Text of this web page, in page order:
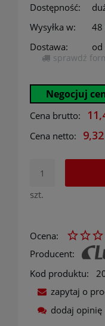
Dostępność:
Wysyłka w:
48
Dostawa:
od
Cena nie zawiera
sprawdź
Negocjuj
Cena brutto:
Cena netto: 9,32
szt.
Ocena:
Producent:
Kod produktu:
zapytaj o
dodaj opinię